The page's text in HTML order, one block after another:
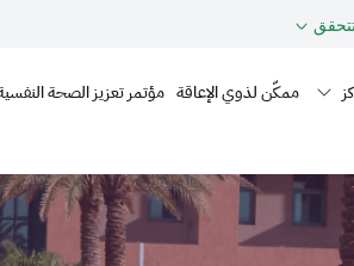
ممكّن لذوي الإعاقة مؤتمر تعزيز الصحة النفسية